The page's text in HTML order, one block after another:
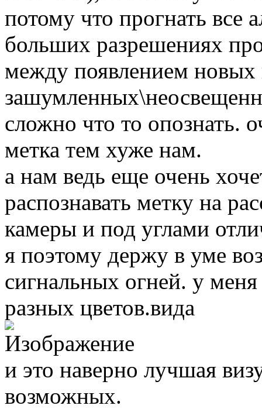
потому что прогнать все
больших разрешениях
между появлением новых
сложно что то опознать.
метка тем хуже нам.
а нам ведь еще очень
распознавать метку на
камеры и под углами
я поэтому держу в уме
сигнальных огней. у
разных цветов.вида
и это наверно лучшая
возможных.